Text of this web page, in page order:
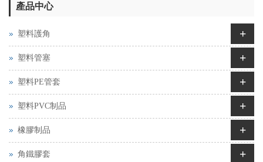
產品中心
塑料護角 +
塑料管塞 +
塑料PE管套 +
塑料PVC制品 +
橡膠制品 +
角鐵膠套 +